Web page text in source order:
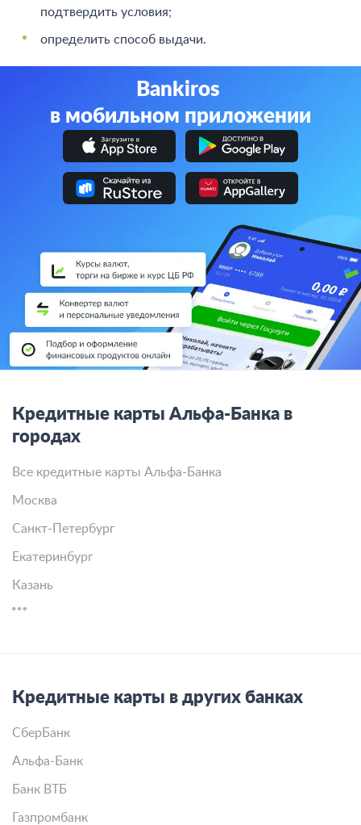
подтвердить условия;
определить способ выдачи.
Bankiros
в мобильном приложении
Кредитные карты Альфа-Банка в
городах
Все кредитные карты Альфа-Банка
Москва
Санкт-Петербург
Екатеринбург
Казань
Кредитные карты в других банках
СберБанк
Альфа-Банк
Банк ВТБ
Газпромбанк